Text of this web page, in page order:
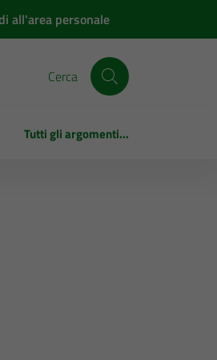
all'area personale
Cerca
Tutti gli argomenti...